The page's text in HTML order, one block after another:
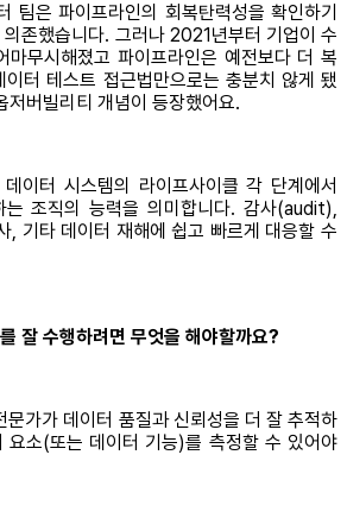
팀은 파이프라인의 회복탄력성을 확인하기
존했습니다. 그러나 2021년부터 기업이 수
마무시해졌고 파이프라인은 예전보다 더 복
터 테스트 접근법만으로는 충분치 않게 됐
저버빌리티 개념이 등장했어요.
이터 시스템의 라이프사이클 각 단계에서
는 조직의 능력을 의미합니다. 감사(audit),
, 기타 데이터 재해에 쉽고 빠르게 대응할 수
잘 수행하려면 무엇을 해야할까요?
문가가 데이터 품질과 신뢰성을 더 잘 추적하
요소(또는 데이터 기능)를 측정할 수 있어야